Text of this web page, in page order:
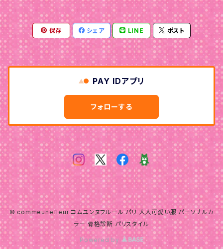
ウェーブ
骨格スタイルストレート
ナチュラル
ウェーブ
ナチュラル
ストレート
ウェーブ
ナチュラル
ウェーブ
ストレート
ウェーブ
ナチュラル
保存 シェア LINE ポスト
PAY IDアプリ
フォローする
© commeunefleur コムユンヌフルール パリ 大人可愛い服 パーソナルカ
ラー 骨格診断 パリスタイル
Powered by